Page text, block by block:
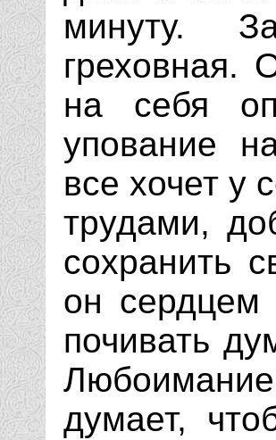
минуту.
греховная.
на себя
упование
все хочет у
трудами,
сохранить
он
почивать
думает,